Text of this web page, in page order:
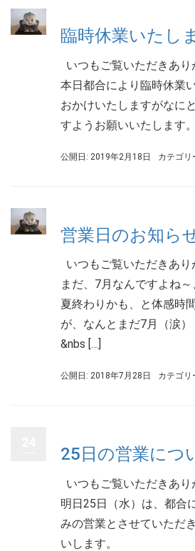
臨時休業いたし
いつもご覧いただきあ
本日都合により臨時休業
おかけいたしますがなに
すようお願いいたします。
公開日: 2019年2月18日 カテゴリ
営業日のお知ら
いつもご覧いただきあ
まだ、7月なんですよね
夏終わりかも、と体感時
が、なんとまだ7月（涙
&nbs […]
公開日: 2018年7月28日 カテゴリ
25日の営業につ
いつもご覧いただきあ
明日25日（水）は、都合
みの営業とさせていただ
いします。